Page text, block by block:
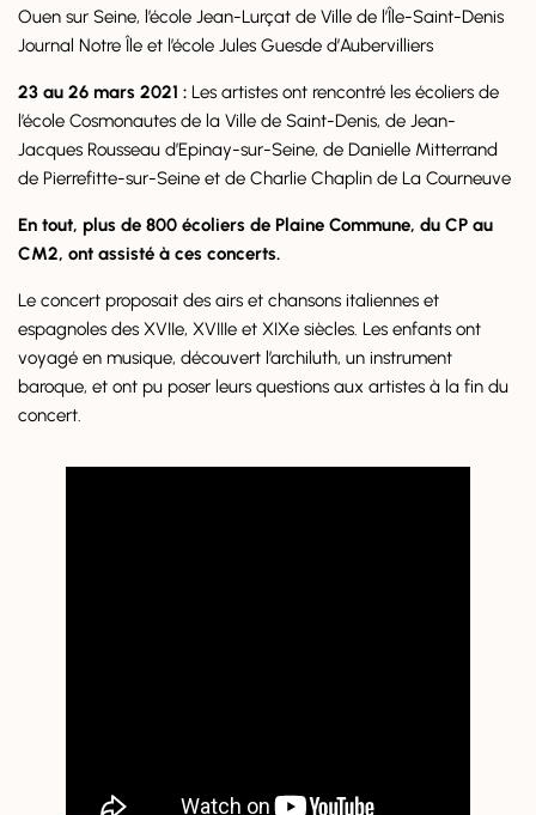
Ouen sur Seine, l’école Jean-Lurçat de Ville de l’Île-Saint-Denis
Journal Notre Île et l’école Jules Guesde d’Aubervilliers
23 au 26 mars 2021 : Les artistes ont rencontré les écoliers de
l’école Cosmonautes de la Ville de Saint-Denis, de Jean-
Jacques Rousseau d’Epinay-sur-Seine, de Danielle Mitterrand
de Pierrefitte-sur-Seine et de Charlie Chaplin de La Courneuve
En tout, plus de 800 écoliers de Plaine Commune, du CP au
CM2, ont assisté à ces concerts.
Le concert proposait des airs et chansons italiennes et
espagnoles des XVIIe, XVIIIe et XIXe siècles. Les enfants ont
voyagé en musique, découvert l’archiluth, un instrument
baroque, et ont pu poser leurs questions aux artistes à la fin du
concert.